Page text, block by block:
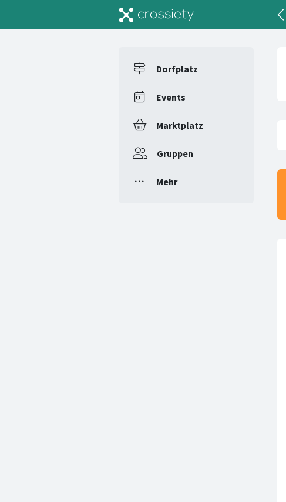
Dorfplatz
Events
Marktplatz
Gruppen
Mehr